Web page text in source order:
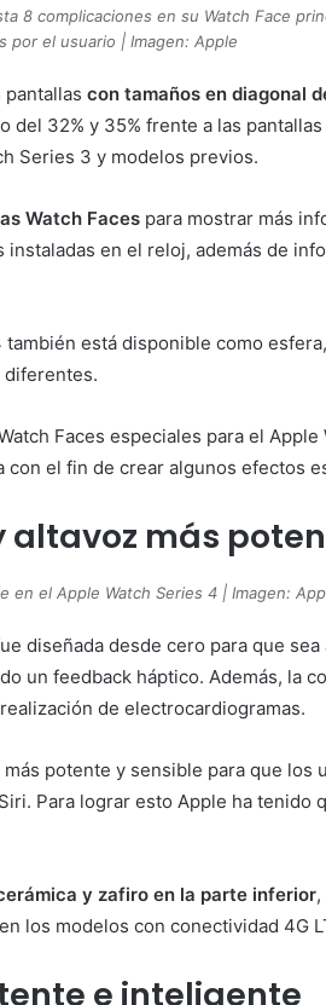
8 complicaciones en su Watch Face
por el usuario | Imagen: Apple
pantallas con tamaños en diagonal
del 32% y 35% frente a las
Series 3 y modelos previos.
Watch Faces para mostrar más
en el reloj, además de
está disponible como
Faces especiales para el Apple
el fin de crear algunos efectos
altavoz más
en el Apple Watch Series 4 | Imagen:
diseñada desde cero para que sea
un feedback háptico. Además, la
de electrocardiogramas.
potente y sensible para que los
Para lograr esto Apple ha tenido
y zafiro en la parte inferior
los modelos con conectividad 4G
e inteligente